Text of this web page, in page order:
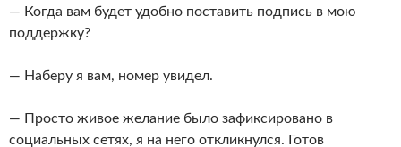
— Когда вам будет удобно поставить подпись в мою
поддержку?
— Наберу я вам, номер увидел.
— Просто живое желание было зафиксировано в
социальных сетях, я на него откликнулся. Готов